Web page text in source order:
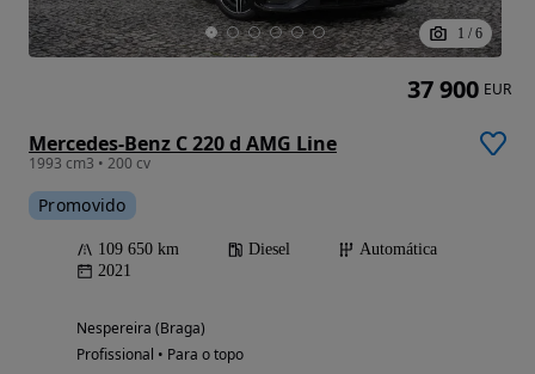
1 / 6
Mercedes-Benz C 220 d AMG Line
1993 cm3 • 200 cv
Promovido
109 650 km Diesel
Automática
2021
Nespereira (Braga)
Profissional • Para o topo
37 900 EUR